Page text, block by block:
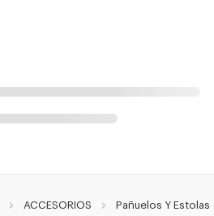
ACCESORIOS Pañuelos Y Estolas